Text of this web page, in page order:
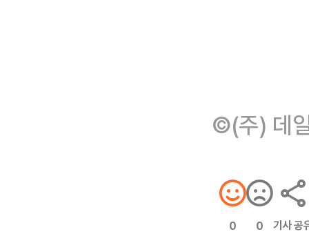
©(주) 데
0 0 기사 공